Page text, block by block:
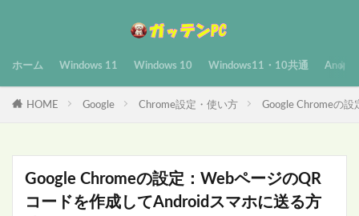
ホーム Windows 11 Windows 10 Windows11・10共通
HOME Google Chrome設定・使い方 Google Chromeの
Google Chromeの設定：WebページのQR
コードを作成してAndroidスマホに送る方